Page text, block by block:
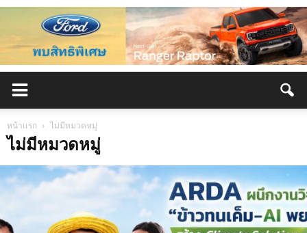
หน้าแรก ไม่มีหมวดหมู่
ไม่มีหมวดหมู่